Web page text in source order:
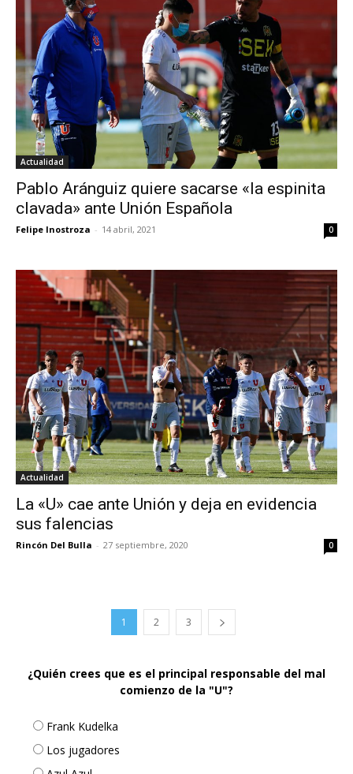
Actualidad
Pablo Aránguiz quiere sacarse «la espinita
clavada» ante Unión Española
Felipe Inostroza - 14 abril, 2021 0
Actualidad
La «U» cae ante Unión y deja en evidencia
sus falencias
Rincón Del Bulla - 27 septiembre, 2020 0
1 2 3
¿Quién crees que es el principal responsable del mal
comienzo de la "U"?
Frank Kudelka
Los jugadores